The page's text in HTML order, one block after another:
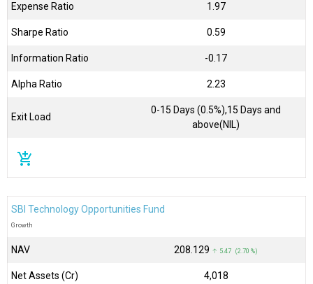
Expense Ratio 1.97
Sharpe Ratio 0.59
Information Ratio -0.17
Alpha Ratio 2.23
Exit Load
0-15 Days (0.5%),15 Days and
above(NIL)
add_shopping_cart
SBI Technology Opportunities Fund
Growth
NAV ₹208.129 ↑ 5.47 (2.70 %)
Net Assets (Cr) ₹4,018